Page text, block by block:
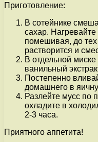
Приготовление:
В сотейнике
сахар.
помешивая, до
растворится и
В отдельной
ванильный
Постепенно
домашнего в
Разлейте мусс по
охладите в
2-3 часа.
Приятного аппетита!